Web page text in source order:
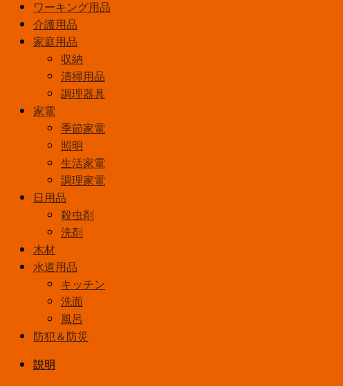
ワーキング用品
介護用品
家庭用品
収納
清掃用品
調理器具
家電
季節家電
照明
生活家電
調理家電
日用品
殺虫剤
洗剤
木材
水道用品
キッチン
洗面
風呂
防犯＆防災
説明